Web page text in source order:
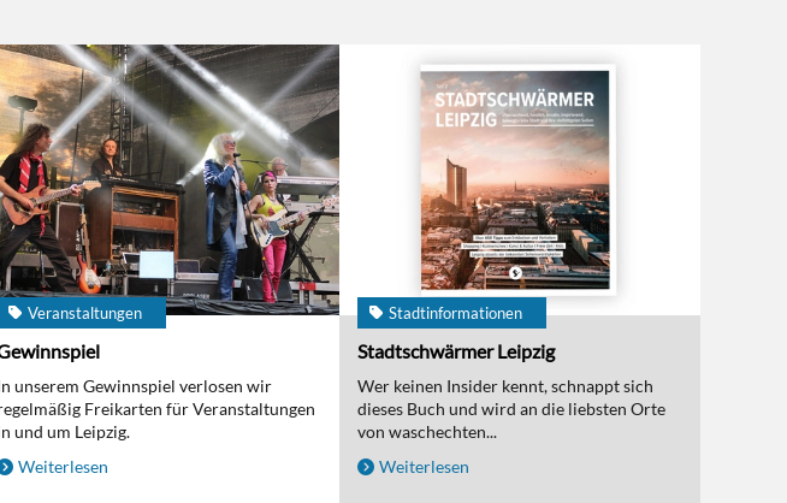
Veranstaltungen
unserem Gewinnspiel verlosen wir
Freikarten für Veranstaltungen
und um Leipzig.
Weiterlesen
Stadtinformationen
Stadtschwärmer Leipzig
Wer keinen Insider kennt, schnappt sich
dieses Buch und wird an die liebsten Orte
von waschechten...
Weiterlesen